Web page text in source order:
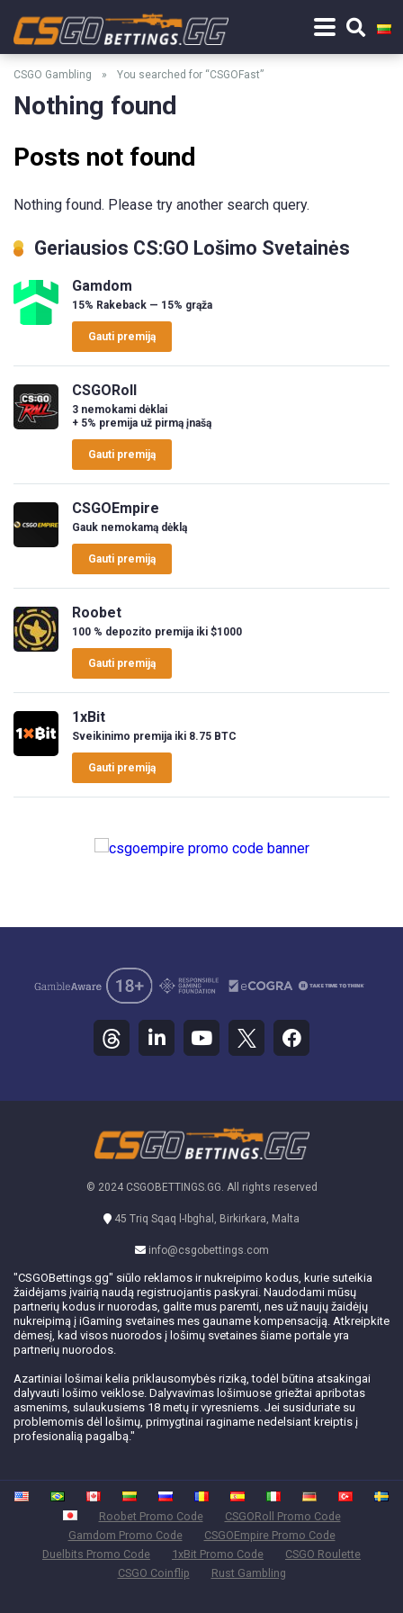
CSGO Gambling » You searched for “CSGOFast”
Nothing found
Posts not found
Nothing found. Please try another search query.
Geriausios CS:GO Lošimo Svetainės
Gamdom
15% Rakeback — 15% grąža
Gauti premiją
CSGORoll
3 nemokami dėklai
+ 5% premija už pirmą įnašą
Gauti premiją
CSGOEmpire
Gauk nemokamą dėklą
Gauti premiją
Roobet
100 % depozito premija iki $1000
Gauti premiją
1xBit
Sveikinimo premija iki 8.75 BTC
Gauti premiją
© 2024 CSGOBETTINGS.GG. All rights reserved
45 Triq Sqaq l-Ibghal, Birkirkara, Malta
info@csgobettings.com
"CSGOBettings.gg" siūlo reklamos ir nukreipimo kodus, kurie suteikia
žaidėjams įvairią naudą registruojantis paskyrai. Naudodami mūsų
partnerių kodus ir nuorodas, galite mus paremti, nes už naujų žaidėjų
nukreipimą į iGaming svetaines mes gauname kompensaciją. Atkreipkite
dėmesį, kad visos nuorodos į lošimų svetaines šiame portale yra
partnerių nuorodos.
Azartiniai lošimai kelia priklausomybės riziką, todėl būtina atsakingai
dalyvauti lošimo veiklose. Dalyvavimas lošimuose griežtai apribotas
asmenims, sulaukusiems 18 metų ir vyresniems. Jei susiduriate su
problemomis dėl lošimų, primygtinai raginame nedelsiant kreiptis į
profesionalią pagalbą."
Roobet Promo Code
CSGORoll Promo Code
Gamdom Promo Code
CSGOEmpire Promo Code
Duelbits Promo Code
1xBit Promo Code
CSGO Roulette
CSGO Coinflip
Rust Gambling